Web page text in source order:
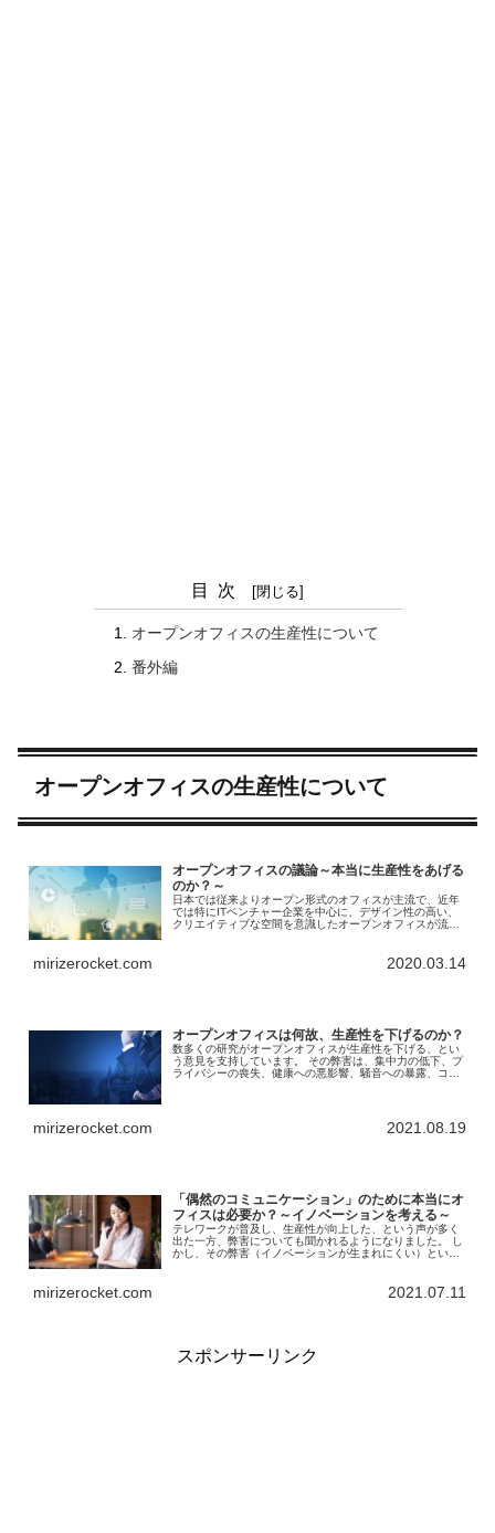
目次
オープンオフィスの生産性について
番外編
オープンオフィスの生産性について
オープンオフィスの議論～本当に生産性をあげる
のか？～
日本では従来よりオープン形式のオフィスが主流で、近年
では特にITベンチャー企業を中心に、デザイン性の高い、
クリエイティブな空間を意識したオープンオフィスが流行
mirizerocket.com 2020.03.14
オープンオフィスは何故、生産性を下げるのか？
数多くの研究がオープンオフィスが生産性を下げる、とい
う意見を支持しています。 その弊害は、集中力の低下、プ
ライバシーの喪失、健康への悪影響、騒音への暴露、コミ
mirizerocket.com 2021.08.19
「偶然のコミュニケーション」のために本当にオ
フィスは必要か？～イノベーションを考える～
テレワークが普及し、生産性が向上した、という声が多く
出た一方、弊害についても聞かれるようになりました。 し
かし、その弊害（イノベーションが生まれにくい）という
mirizerocket.com 2021.07.11
スポンサーリンク